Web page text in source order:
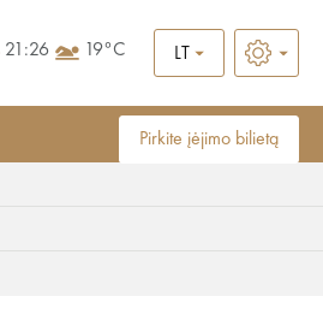
21:26 19°C LT
Pirkite įėjimo bilietą